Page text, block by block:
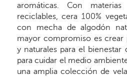
aromáticas. Con
reciclables, cera 100%
con mecha de algodón
mayor compromiso es crear
y naturales para el bienestar
para cuidar el medio
una amplia colección de